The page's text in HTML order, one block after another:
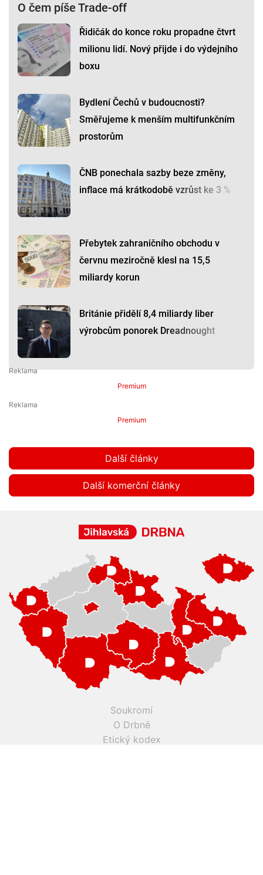
O čem píše Trade-off
Řidičák do konce roku propadne čtvrt
milionu lidí. Nový přijde i do výdejního
boxu
Bydlení Čechů v budoucnosti?
Směřujeme k menším multifunkčním
prostorům
ČNB ponechala sazby beze změny,
inflace má krátkodobě vzrůst ke 3 %
Přebytek zahraničního obchodu v
červnu meziročně klesl na 15,5
miliardy korun
Británie přidělí 8,4 miliardy liber
výrobcům ponorek Dreadnought
Premium
Premium
Další články
Další komerční články
Soukromí
O Drbně
Etický kodex